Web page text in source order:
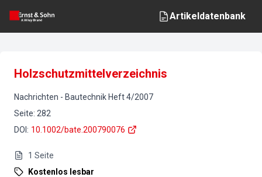
Artikeldatenbank
Holzschutzmittelverzeichnis
Nachrichten - Bautechnik Heft4/2007
Seite: 282
DOI : 10.1002/bate.200790076
1 Seite
Kostenlos lesbar